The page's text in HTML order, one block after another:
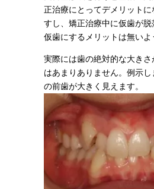
正治療にとってデメリットに
すし、矯正治療中に仮歯が脱
仮歯にするメリットは無いよ
実際には歯の絶対的な大きさ
はあまりありません。例示
の前歯が大きく見えます。